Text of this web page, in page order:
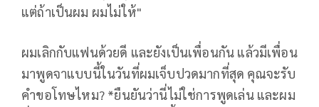
แต่ถ้าเป็นผม ผมไม่ให้"
ผมเลิกกับแฟนด้วยดี และยังเป็นเพื่อนกัน แล้วมีเพื่อน
มาพูดจาแบบนี้ในวันที่ผมเจ็บปวดมากที่สุด คุณจะรับ
คําขอโทษไหม? *ยืนยันว่านี่ไม่ใช่การพูดเล่น และผม